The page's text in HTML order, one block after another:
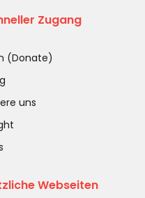
Zugang
(Donate)
uns
Webseiten